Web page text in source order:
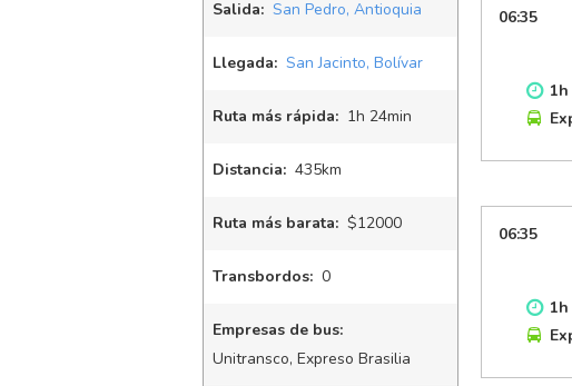
Salida: San Pedro, Antioquia
Llegada: San Jacinto, Bolívar
Ruta más rápida: 1h 24min
Distancia: 435km
Ruta más barata: $12000
Transbordos: 0
Empresas de bus:
Unitransco, Expreso Brasilia
06:35
1h
06:35
1h